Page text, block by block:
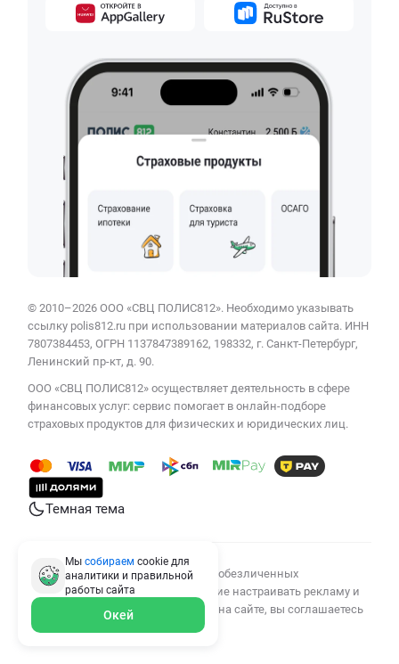
© 2010–2026 ООО «СВЦ ПОЛИС812». Необходимо указывать
ссылку polis812.ru при использовании материалов сайта. ИНН
7807384453, ОГРН 1137847389162, 198332, г. Санкт-Петербург,
Ленинский пр-кт, д. 90.
ООО «СВЦ ПОЛИС812» осуществляет деятельность в сфере
финансовых услуг: сервис помогает в онлайн-подборе
страховых продуктов для физических и юридических лиц.
Темная тема
Мы используем cookies для сбора обезличенных
персональных данных, помогающие настраивать рекламу и
анализировать трафик. Оставаясь на сайте, вы соглашаетесь
на сбор таких данных.
Мы собираем cookie для
аналитики и правильной
работы сайта
Окей